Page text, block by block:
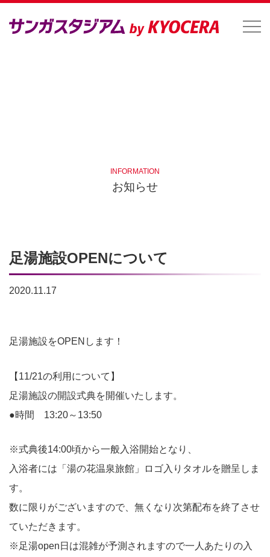
INFORMATION
お知らせ
足湯施設OPENについて
2020.11.17
足湯施設をOPENします！
【11/21の利用について】
足湯施設の開設式典を開催いたします。
●時間 13:20～13:50
※式典後14:00頃から一般入浴開始となり、
入浴者には「湯の花温泉旅館」ロゴ入りタオルを贈呈しま
す。
数に限りがございますので、無くなり次第配布を終了させ
ていただきます。
※足湯open日は混雑が予測されますので一人あたりの入